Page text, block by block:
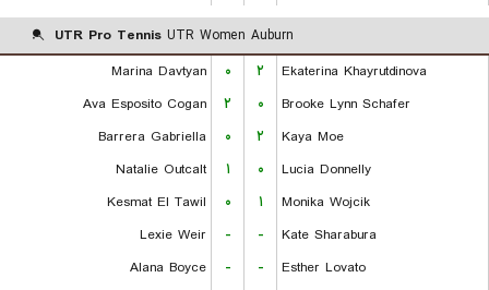
UTR Pro Tennis UTR Women Auburn
Marina Davtyan
۰ ۲
Ekaterina Khayrutdinova
Ava Esposito Cogan
۲ ۰
Brooke Lynn Schafer
Barrera Gabriella
۰ ۲
Kaya Moe
Natalie Outcalt
۱ ۰
Lucia Donnelly
Kesmat El Tawil
۰ ۱
Monika Wojcik
Lexie Weir
- -
Kate Sharabura
Alana Boyce
- -
Esther Lovato